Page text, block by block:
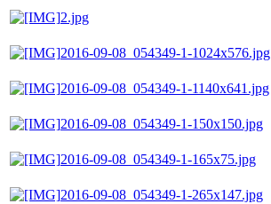
2.jpg
2016-09-08_054349-1-1024x576.jpg
2016-09-08_054349-1-1140x641.jpg
2016-09-08_054349-1-150x150.jpg
2016-09-08_054349-1-165x75.jpg
2016-09-08_054349-1-265x147.jpg